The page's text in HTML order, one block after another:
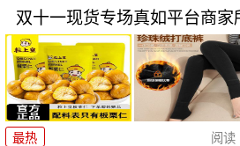
双十一现货专场真如平台商家
最热 阅读